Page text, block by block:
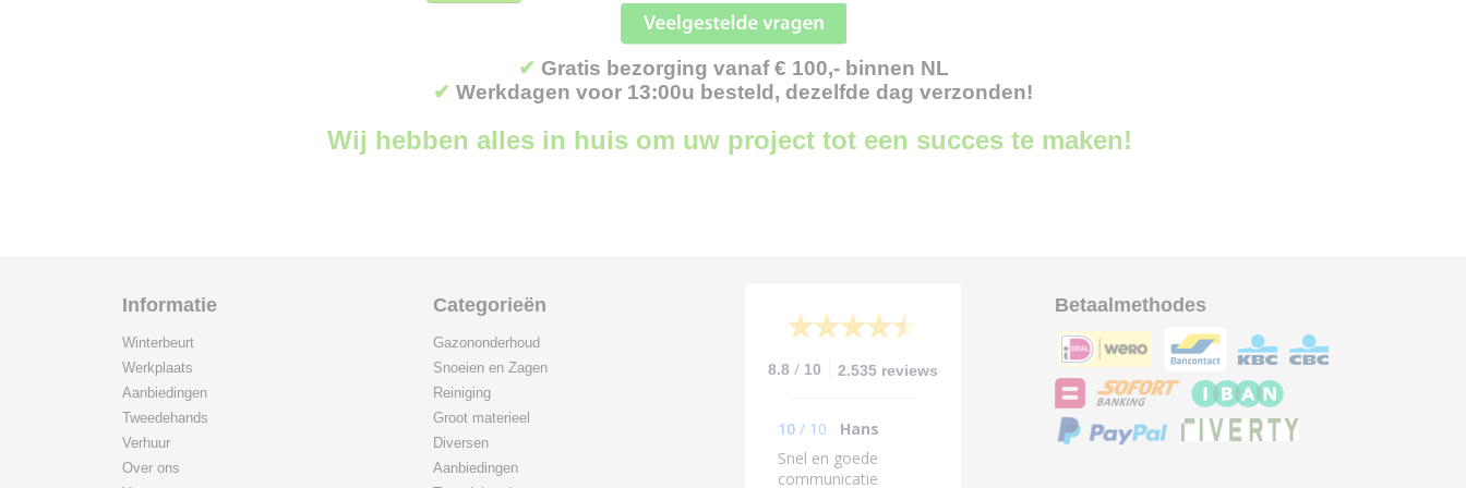
✔ Gratis bezorging vanaf € 100,- binnen NL
✔ Werkdagen voor 13:00u besteld, dezelfde dag verzonden!
Wij hebben alles in huis om uw project tot een succes te maken!
Informatie
Winterbeurt
Werkplaats
Aanbiedingen
Tweedehands
Verhuur
Over ons
Categorieën
Gazononderhoud
Snoeien en Zagen
Reiniging
Groot materieel
Diversen
Aanbiedingen
8.8 / 10 2.535 reviews
10 / 10
Hans
Snel en goede
communicatie
Betaalmethodes